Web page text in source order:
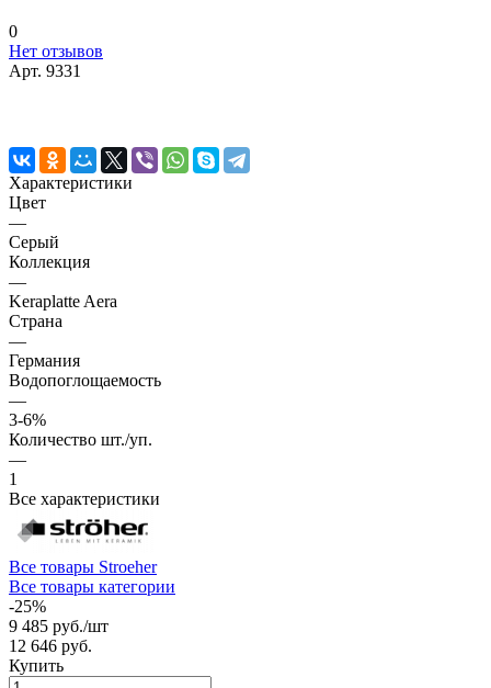
0
Нет отзывов
Арт. 9331
Характеристики
Цвет
—
Серый
Коллекция
—
Keraplatte Aera
Страна
—
Германия
Водопоглощаемость
—
3-6%
Количество шт./уп.
—
1
Все характеристики
Все товары Stroeher
Все товары категории
-25%
9 485 руб./шт
12 646 руб.
Купить